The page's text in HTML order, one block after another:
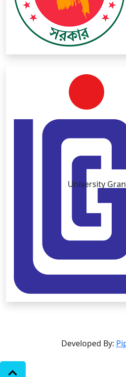
University
Developed By: